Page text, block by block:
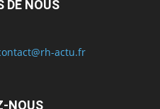
DE NOUS
actu.fr
NOUS